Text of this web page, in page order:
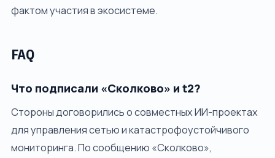
фактом участия в экосистеме.
FAQ
Что подписали «Сколково» и t2?
Стороны договорились о совместных ИИ-проектах
для управления сетью и катастрофоустойчивого
мониторинга. По сообщению «Сколково»,